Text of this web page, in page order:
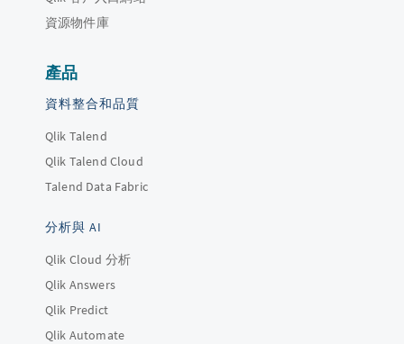
資源物件庫
產品
資料整合和品質
Qlik Talend
Qlik Talend Cloud
Talend Data Fabric
分析與 AI
Qlik Cloud 分析
Qlik Answers
Qlik Predict
Qlik Automate